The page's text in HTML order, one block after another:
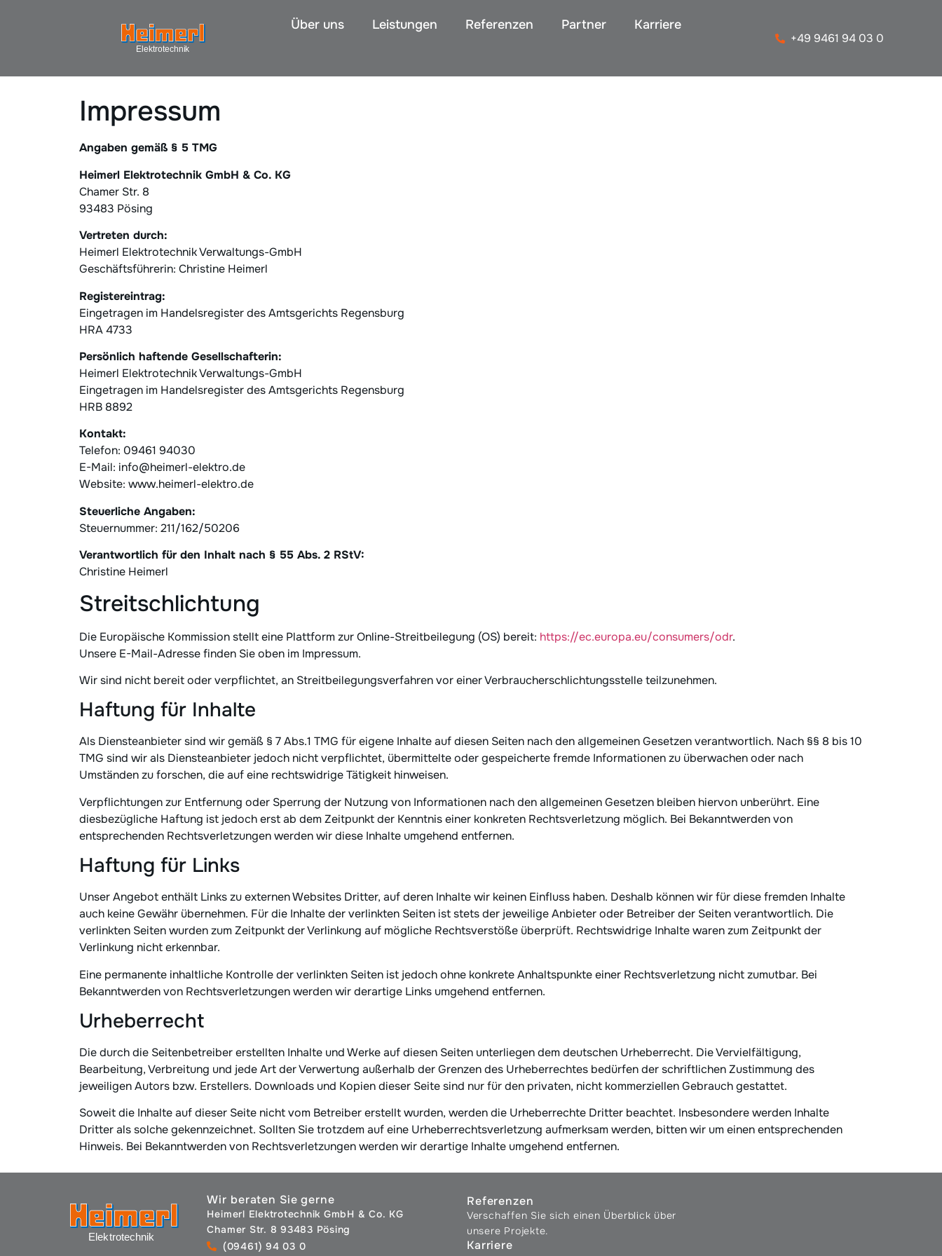
Über uns Leistungen Referenzen Partner Karriere
+49 9461 94 03 0
Impressum
Angaben gemäß § 5 TMG
Heimerl Elektrotechnik GmbH & Co. KG
Chamer Str. 8
93483 Pösing
Vertreten durch:
Heimerl Elektrotechnik Verwaltungs-GmbH
Geschäftsführerin: Christine Heimerl
Registereintrag:
Eingetragen im Handelsregister des Amtsgerichts Regensburg
HRA 4733
Persönlich haftende Gesellschafterin:
Heimerl Elektrotechnik Verwaltungs-GmbH
Eingetragen im Handelsregister des Amtsgerichts Regensburg
HRB 8892
Kontakt:
Telefon: 09461 94030
E-Mail: info@heimerl-elektro.de
Website: www.heimerl-elektro.de
Steuerliche Angaben:
Steuernummer: 211/162/50206
Verantwortlich für den Inhalt nach § 55 Abs. 2 RStV:
Christine Heimerl
Streitschlichtung
Die Europäische Kommission stellt eine Plattform zur Online-Streitbeilegung (OS) bereit: https://ec.europa.eu/consumers/odr.
Unsere E-Mail-Adresse finden Sie oben im Impressum.
Wir sind nicht bereit oder verpflichtet, an Streitbeilegungsverfahren vor einer Verbraucherschlichtungsstelle teilzunehmen.
Haftung für Inhalte
Als Diensteanbieter sind wir gemäß § 7 Abs.1 TMG für eigene Inhalte auf diesen Seiten nach den allgemeinen Gesetzen verantwortlich. Nach §§ 8 bis 10
TMG sind wir als Diensteanbieter jedoch nicht verpflichtet, übermittelte oder gespeicherte fremde Informationen zu überwachen oder nach
Umständen zu forschen, die auf eine rechtswidrige Tätigkeit hinweisen.
Verpflichtungen zur Entfernung oder Sperrung der Nutzung von Informationen nach den allgemeinen Gesetzen bleiben hiervon unberührt. Eine
diesbezügliche Haftung ist jedoch erst ab dem Zeitpunkt der Kenntnis einer konkreten Rechtsverletzung möglich. Bei Bekanntwerden von
entsprechenden Rechtsverletzungen werden wir diese Inhalte umgehend entfernen.
Haftung für Links
Unser Angebot enthält Links zu externen Websites Dritter, auf deren Inhalte wir keinen Einfluss haben. Deshalb können wir für diese fremden Inhalte
auch keine Gewähr übernehmen. Für die Inhalte der verlinkten Seiten ist stets der jeweilige Anbieter oder Betreiber der Seiten verantwortlich. Die
verlinkten Seiten wurden zum Zeitpunkt der Verlinkung auf mögliche Rechtsverstöße überprüft. Rechtswidrige Inhalte waren zum Zeitpunkt der
Verlinkung nicht erkennbar.
Eine permanente inhaltliche Kontrolle der verlinkten Seiten ist jedoch ohne konkrete Anhaltspunkte einer Rechtsverletzung nicht zumutbar. Bei
Bekanntwerden von Rechtsverletzungen werden wir derartige Links umgehend entfernen.
Urheberrecht
Die durch die Seitenbetreiber erstellten Inhalte und Werke auf diesen Seiten unterliegen dem deutschen Urheberrecht. Die Vervielfältigung,
Bearbeitung, Verbreitung und jede Art der Verwertung außerhalb der Grenzen des Urheberrechtes bedürfen der schriftlichen Zustimmung des
jeweiligen Autors bzw. Erstellers. Downloads und Kopien dieser Seite sind nur für den privaten, nicht kommerziellen Gebrauch gestattet.
Soweit die Inhalte auf dieser Seite nicht vom Betreiber erstellt wurden, werden die Urheberrechte Dritter beachtet. Insbesondere werden Inhalte
Dritter als solche gekennzeichnet. Sollten Sie trotzdem auf eine Urheberrechtsverletzung aufmerksam werden, bitten wir um einen entsprechenden
Hinweis. Bei Bekanntwerden von Rechtsverletzungen werden wir derartige Inhalte umgehend entfernen.
Wir beraten Sie gerne
Heimerl Elektrotechnik GmbH & Co. KG
Chamer Str. 8 93483 Pösing
(09461) 94 03 0
Referenzen
Verschaffen Sie sich einen Überblick über
unsere Projekte.
Karriere